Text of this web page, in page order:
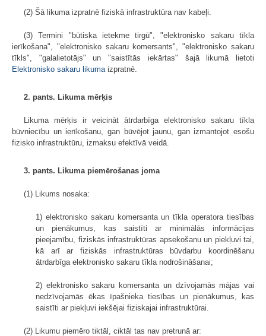
(2) Šā likuma izpratnē fiziskā infrastruktūra nav kabeļi.
(3) Termini "būtiska ietekme tirgū", "elektronisko sakaru tīkla
ierīkošana", "elektronisko sakaru komersants", "elektronisko sakaru
tīkls", "galalietotājs" un "saistītās iekārtas" šajā likumā lietoti
Elektronisko sakaru likuma izpratnē.
2. pants. Likuma mērķis
Likuma mērķis ir veicināt ātrdarbīga elektronisko sakaru tīkla
būvniecību un ierīkošanu, gan būvējot jaunu, gan izmantojot esošu
fizisko infrastruktūru, izmaksu efektīvā veidā.
3. pants. Likuma piemērošanas joma
(1) Likums nosaka:
1) elektronisko sakaru komersanta un tīkla operatora tiesības
un pienākumus, kas saistīti ar minimālās informācijas
pieejamību, fiziskās infrastruktūras apsekošanu un piekļuvi tai,
kā arī ar fiziskās infrastruktūras būvdarbu koordinēšanu
ātrdarbīga elektronisko sakaru tīkla nodrošināšanai;
2) elektronisko sakaru komersanta un dzīvojamās mājas vai
nedzīvojamās ēkas īpašnieka tiesības un pienākumus, kas
saistīti ar piekļuvi iekšējai fiziskajai infrastruktūrai.
(2) Likumu piemēro tiktāl, ciktāl tas nav pretrunā ar: